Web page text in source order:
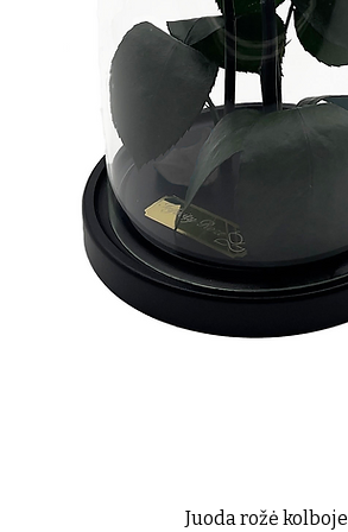
Juoda rožė kolboje